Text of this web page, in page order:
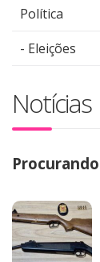
Política
Eleições
Notícias